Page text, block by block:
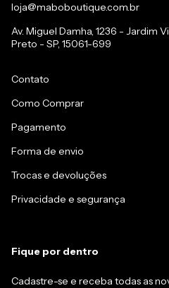
loja@maboboutique.com.br
Av. Miguel Damha, 1236 - Jardim
Preto - SP, 15061-699
Contato
Como Comprar
Pagamento
Forma de envio
Trocas e devoluções
Privacidade e segurança
Fique por dentro
Cadastre-se e receba todas as